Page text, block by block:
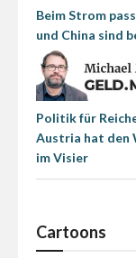
Beim Strom
und China sind
Politik für
Austria hat den
im Visier
Cartoons